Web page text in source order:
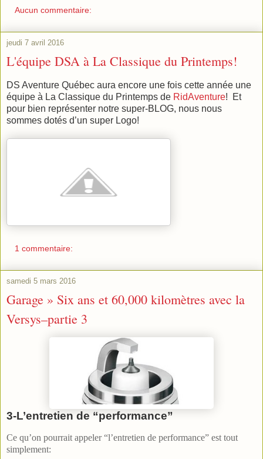
Aucun commentaire:
jeudi 7 avril 2016
L'équipe DSA à La Classique du Printemps!
DS Aventure Québec aura encore une fois cette année une
équipe à La Classique du Printemps de RidAventure! Et
pour bien représenter notre super-BLOG, nous nous
sommes dotés d’un super Logo!
1 commentaire:
samedi 5 mars 2016
Garage » Six ans et 60,000 kilomètres avec la
Versys–partie 3
3-L’entretien de “performance”
Ce qu’on pourrait appeler “l’entretien de performance” est tout
simplement: